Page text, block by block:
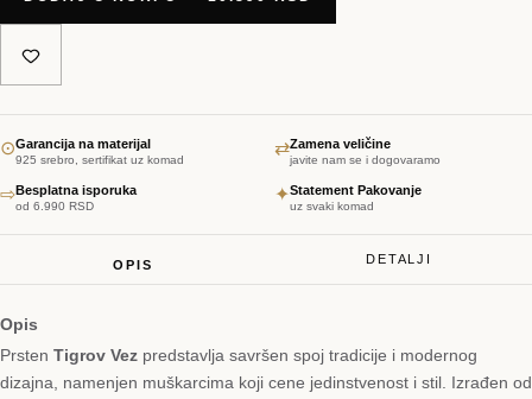
⊙Garancija na materijal
925 srebro, sertifikat uz komad
⇄Zamena veličine
javite nam se i dogovaramo
⇨Besplatna isporuka
od 6.990 RSD
✦Statement Pakovanje
uz svaki komad
OPIS DETALJI
Opis
Prsten Tigrov Vez predstavlja savršen spoj tradicije i modernog
dizajna, namenjen muškarcima koji cene jedinstvenost i stil. Izrađen od